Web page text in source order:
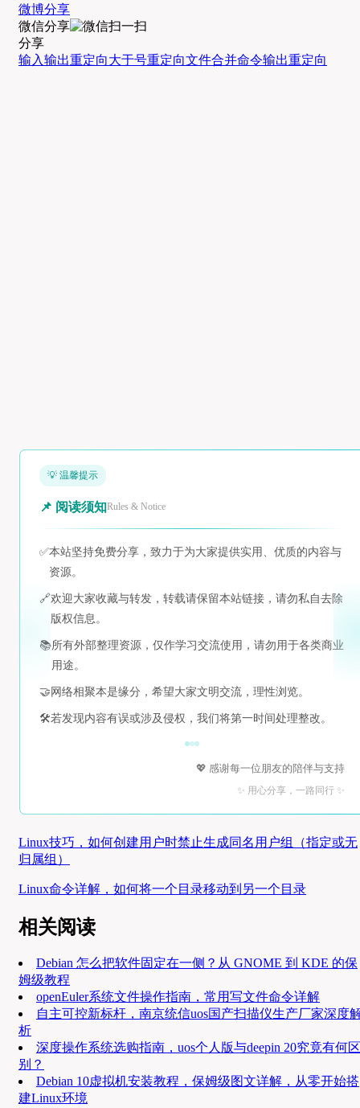
微博分享
微信分享
分享
输入输出重定向大于号重定向文件合并命令输出重定向
💡 温馨提示
📌 阅读须知Rules & Notice
✅本站坚持免费分享，致力于为大家提供实用、优质的内容与
资源。
🔗欢迎大家收藏与转发，转载请保留本站链接，请勿私自去除
版权信息。
📚所有外部整理资源，仅作学习交流使用，请勿用于各类商业
用途。
🤝 网络相聚本是缘分，希望大家文明交流，理性浏览。
🛠️若发现内容有误或涉及侵权，我们将第一时间处理整改。
💖 感谢每一位朋友的陪伴与支持
✨ 用心分享，一路同行 ✨
Linux技巧，如何创建用户时禁止生成同名用户组（指定或无
归属组）
Linux命令详解，如何将一个目录移动到另一个目录
相关阅读
Debian 怎么把软件固定在一侧？从 GNOME 到 KDE 的保
姆级教程
openEuler系统文件操作指南，常用写文件命令详解
自主可控新标杆，南京统信uos国产扫描仪生产厂家深度
析
深度操作系统选购指南，uos个人版与deepin 20究竟有何区
别？
Debian 10虚拟机安装教程，保姆级图文详解，从零开始搭
建Linux环境